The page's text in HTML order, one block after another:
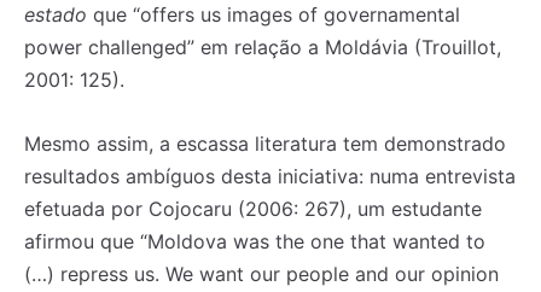
estado que “offers us images of governamental
power challenged” em relação a Moldávia (Trouillot,
2001: 125).
Mesmo assim, a escassa literatura tem demonstrado
resultados ambíguos desta iniciativa: numa entrevista
efetuada por Cojocaru (2006: 267), um estudante
afirmou que “Moldova was the one that wanted to
(…) repress us. We want our people and our opinion